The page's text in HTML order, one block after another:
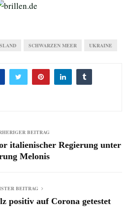
SCHWARZEN MEER UKRAINE
BEITRAG
italienischer Regierung unter
Melonis
BEITRAG
positiv auf Corona getestet